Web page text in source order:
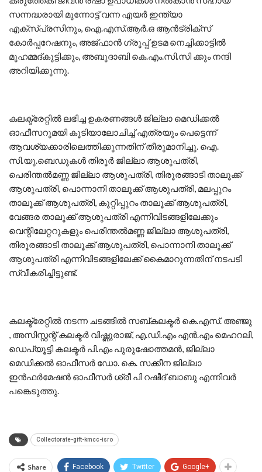
സന്നദ്ധരായി മുന്നോട്ട് വന്ന എയര്‍ ഇന്ത്യാ
എക്സ്പ്രസിനും, ഐ.എസ്.ആര്‍.ഒ ആന്‍ട്രിക്‌സ്
കോര്‍പ്പറേഷനും, അജ്ഫാന്‍ ഗ്രൂപ്പ് ഉടമ നെച്ചിക്കാട്ടില്‍
മുഹമ്മദ്കുട്ടിക്കും, അബുദാബി കെ.എം.സി.സി ക്കും നന്ദി
അറിയിക്കുന്നു.
കലക്ട്രേറ്റില്‍ ലഭിച്ച ഉകരണങ്ങള്‍ ജില്ലാ മെഡിക്കല്‍
ഓഫീസറുമയി കൂടിയാലോചിച്ച് എത്രയും പെട്ടെന്ന്
ആവശ്യക്കാരിലെത്തിക്കുന്നതിന് തീരുമാനിച്ചു. ഐ.
സി.യു.ബെഡുകൾ തിരൂർ ജില്ലാ ആശുപത്രി,
പെരിന്തൽമണ്ണ ജില്ലാ ആശുപത്രി, തിരൂരങ്ങാടി താലൂക്ക്
ആശുപത്രി, പൊന്നാനി താലൂക്ക് ആശുപത്രി, മലപ്പുറം
താലൂക്ക് ആശുപത്രി, കുറ്റിപ്പുറം താലൂക്ക് ആശുപത്രി,
വേങ്ങര താലൂക്ക് ആശുപത്രി എന്നിവിടങ്ങളിലേക്കും
വെന്റിലേറ്ററുകളും പെരിന്തൽമണ്ണ ജില്ലാ ആശുപത്രി,
തിരൂരങ്ങാടി താലൂക്ക് ആശുപത്രി, പൊന്നാനി താലൂക്ക്
ആശുപത്രി എന്നിവിടങ്ങളിലേക്ക് കൈമാറുന്നതിന് നടപടി
സ്വീകരിച്ചിട്ടുണ്ട്.
കലക്ട്രേറ്റില്‍ നടന്ന ചടങ്ങില്‍ സബ്കലക്ടര്‍ കെ.എസ്. അഞ്ജു
, അസിസ്റ്റന്റ് കലക്ടര്‍ വിഷ്ണുരാജ്, എ.ഡി.എം എന്‍.എം മെഹറലി,
ഡെപ്യൂട്ടി കലക്ടര്‍ പി.എം പുരുഷോത്തമന്‍, ജില്ലാ
മെഡിക്കല്‍ ഓഫീസര്‍ ഡോ. കെ. സക്കീന ജില്ലാ
ഇന്‍ഫര്‍മേഷന്‍ ഓഫീസര്‍ ശ്രീ പി റഷീദ് ബാബു എന്നിവർ
പങ്കെടുത്തു.
Collectorate-gift-kmcc-isro
Share Facebook Twitter Google+